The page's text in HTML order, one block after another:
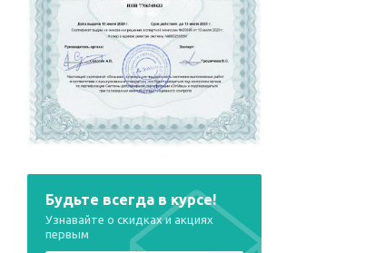
Будьте всегда в курсе!
Узнавайте о скидках и акциях
первым